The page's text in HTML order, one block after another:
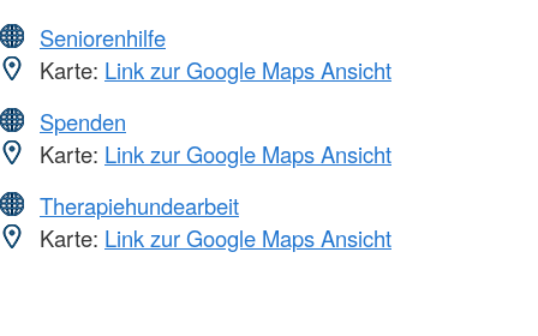
Seniorenhilfe
Karte: Link zur Google Maps Ansicht
Spenden
Karte: Link zur Google Maps Ansicht
Therapiehundearbeit
Karte: Link zur Google Maps Ansicht